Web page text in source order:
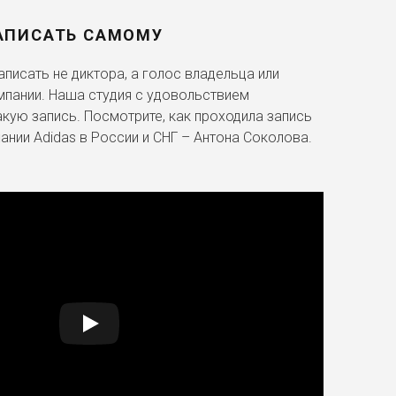
САМОМУ
не диктора, а голос владельца или
Наша студия с удовольствием
запись. Посмотрите, как проходила запись
Adidas в России и СНГ – Антона Соколова.